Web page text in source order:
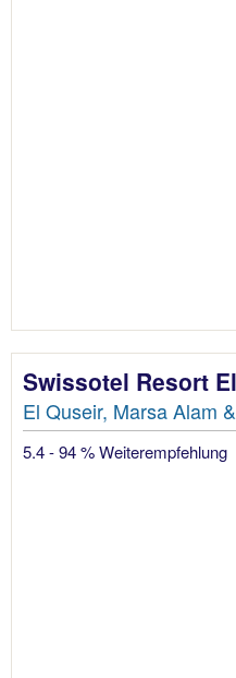
Swissotel Resort
El Quseir, Marsa Alam
5.4 - 94 % Weiterempfehlung